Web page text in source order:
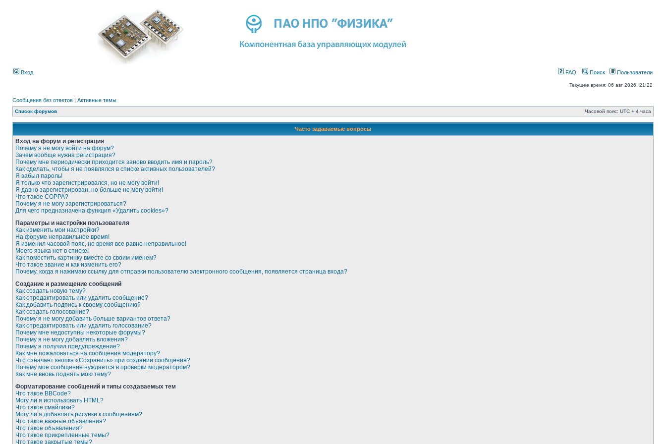
Вход FAQ Поиск Пользователи
Текущее время: 06 авг 2026, 21:22
Сообщения без ответов | Активные темы
Список форумов Часовой пояс: UTC + 4 часа
Часто задаваемые вопросы
Вход на форум и регистрация
Почему я не могу войти на форум?
Зачем вообще нужна регистрация?
Почему мне периодически приходится заново вводить имя и пароль?
Как сделать, чтобы я не появлялся в списке активных пользователей?
Я забыл пароль!
Я только что зарегистрировался, но не могу войти!
Я давно зарегистрирован, но больше не могу войти!
Что такое COPPA?
Почему я не могу зарегистрироваться?
Для чего предназначена функция «Удалить cookies»?
Параметры и настройки пользователя
Как изменить мои настройки?
На форуме неправильное время!
Я изменил часовой пояс, но время все равно неправильное!
Моего языка нет в списке!
Как поместить картинку вместе со своим именем?
Что такое звание и как изменить его?
Почему, когда я нажимаю ссылку для отправки пользователю электронного сообщения, появляется страница входа?
Создание и размещение сообщений
Как создать новую тему?
Как отредактировать или удалить сообщение?
Как добавить подпись к своему сообщению?
Как создать голосование?
Почему я не могу добавить больше вариантов ответа?
Как отредактировать или удалить голосование?
Почему мне недоступны некоторые форумы?
Почему я не могу добавлять вложения?
Почему я получил предупреждение?
Как мне пожаловаться на сообщения модератору?
Что означает кнопка «Сохранить» при создании сообщения?
Почему мое сообщение нуждается в проверки модератором?
Как мне вновь поднять мою тему?
Форматирование сообщений и типы создаваемых тем
Что такое BBCode?
Могу ли я использовать HTML?
Что такое смайлики?
Могу ли я добавлять рисунки к сообщениям?
Что такое важные объявления?
Что такое объявления?
Что такое прикрепленные темы?
Что такое закрытые темы?